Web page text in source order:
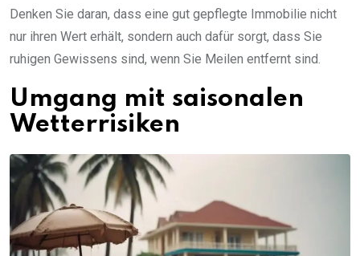
Denken Sie daran, dass eine gut gepflegte Immobilie nicht
nur ihren Wert erhält, sondern auch dafür sorgt, dass Sie
ruhigen Gewissens sind, wenn Sie Meilen entfernt sind.
Umgang mit saisonalen
Wetterrisiken